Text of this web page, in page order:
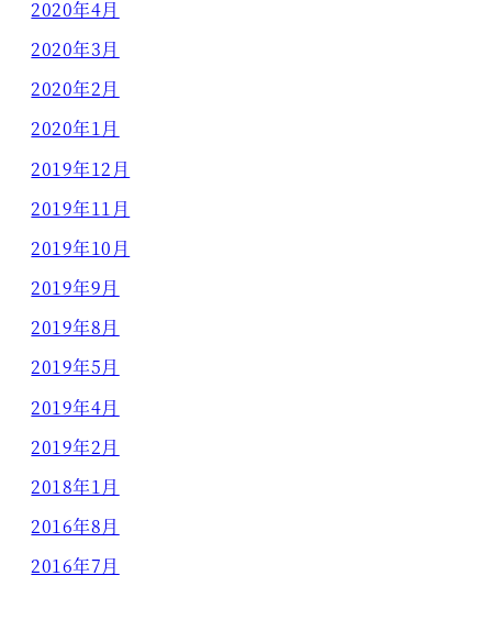
2020年4月
2020年3月
2020年2月
2020年1月
2019年12月
2019年11月
2019年10月
2019年9月
2019年8月
2019年5月
2019年4月
2019年2月
2018年1月
2016年8月
2016年7月